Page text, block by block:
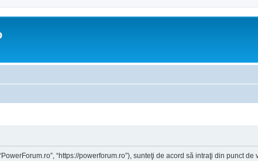
“https://powerforum.ro”), sunteţi de acord să intraţi din punct